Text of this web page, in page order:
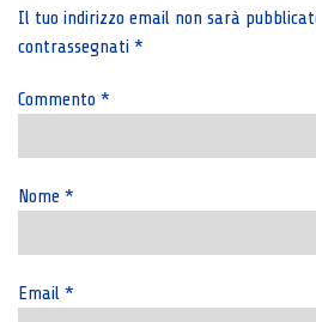
Il tuo indirizzo email non sarà
contrassegnati *
Commento *
Nome *
Email *